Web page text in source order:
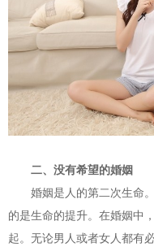
二、没有希望的婚姻
婚姻是人的第二次生命
的是生命的提升。在婚姻中
起。无论男人或者女人都有